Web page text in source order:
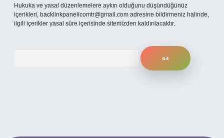
Hukuka ve yasal düzenlemelere aykırı olduğunu düşündüğünüz
içerikleri, backlinkpanelicomtr@gmail.com adresine bildirmeniz halinde,
ilgili içerikler yasal süre içerisinde sitemizden kaldırılacaktır.